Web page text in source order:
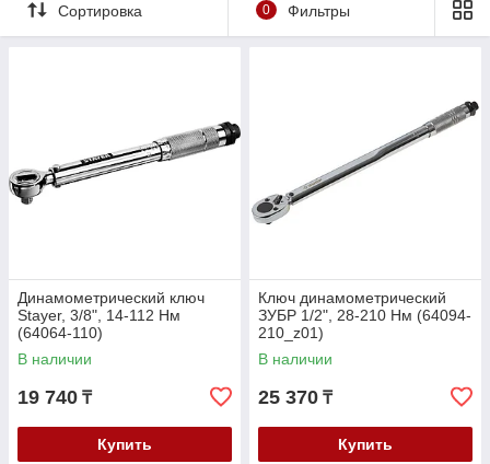
Сортировка 0 Фильтры
Динамометрический ключ
Stayer, 3/8", 14-112 Нм
(64064-110)
В наличии
19 740 ₸
Купить
Ключ динамометрический
ЗУБР 1/2", 28-210 Нм (64094-
210_z01)
В наличии
25 370 ₸
Купить